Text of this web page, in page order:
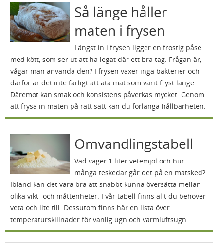
Så länge håller
maten i frysen
Längst in i frysen ligger en frostig påse
med kött, som ser ut att ha legat där ett bra tag. Frågan är;
vågar man använda den? I frysen växer inga bakterier och
därför är det inte farligt att äta mat som varit fryst länge.
Däremot kan smak och konsistens påverkas mycket. Genom
att frysa in maten på rätt sätt kan du förlänga hållbarheten.
Omvandlingstabell
Vad väger 1 liter vetemjöl och hur
många teskedar går det på en matsked?
Ibland kan det vara bra att snabbt kunna översätta mellan
olika vikt- och måttenheter. I vår tabell finns allt du behöver
veta och lite till. Dessutom finns här en lista över
temperaturskillnader för vanlig ugn och varmluftsugn.